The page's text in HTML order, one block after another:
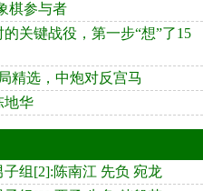
棋参与者
关键战役，第一步“想”了15
精选，中炮对反宫马
地华
子组[2]:陈南江 先负 宛龙